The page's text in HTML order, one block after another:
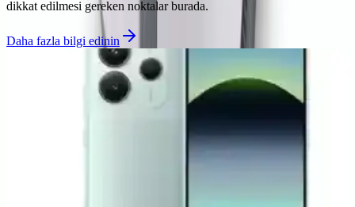
dikkat edilmesi gereken noktalar burada.
Daha fazla bilgi edinin